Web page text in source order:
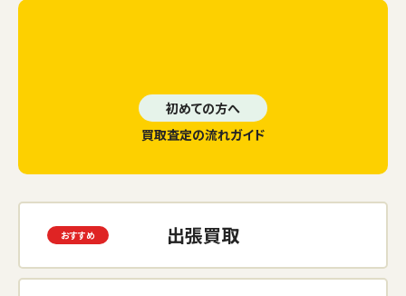
初めての方へ
買取査定の流れガイド
出張買取